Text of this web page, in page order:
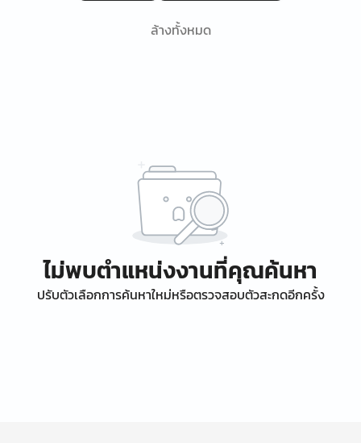
ล้างทั้งหมด
ไม่พบตำแหน่งงานที่คุณค้นหา
ปรับตัวเลือกการค้นหาใหม่หรือตรวจสอบตัวสะกดอีกครั้ง